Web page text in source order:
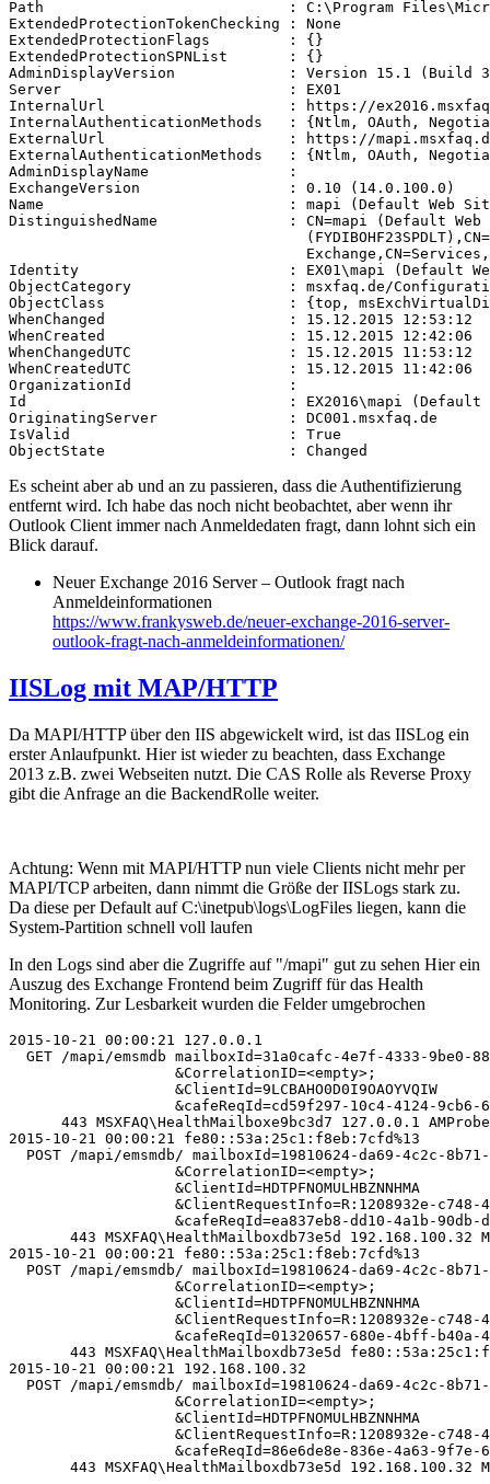
Path                            : C:\Program
ExtendedProtectionTokenChecking : None
ExtendedProtectionFlags         : {}
ExtendedProtectionSPNList       : {}
AdminDisplayVersion             : Version 15.1 (Build
Server                          : EX01
InternalUrl                     : https://
InternalAuthenticationMethods   : {Ntlm, OAuth,
ExternalUrl                     : https://
ExternalAuthenticationMethods   : {Ntlm, OAuth,
AdminDisplayName                :
ExchangeVersion                 : 0.10 (14.0.100.0)
Name                            : mapi (Default Web
DistinguishedName               : CN=mapi (Default Web
Identity                        : EX01\mapi (Default
ObjectCategory                  : msxfaq.de/
ObjectClass                     : {top,
WhenChanged                     : 15.12.2015 12:53:12
WhenCreated                     : 15.12.2015 12:42:06
WhenChangedUTC                  : 15.12.2015 11:53:12
WhenCreatedUTC                  : 15.12.2015 11:42:06
OrganizationId                  :
Id                              : EX2016\mapi (Default
OriginatingServer               : DC001.msxfaq.de
IsValid                         : True
Es scheint aber ab und an zu passieren, dass die Authentifizierung
entfernt wird. Ich habe das noch nicht beobachtet, aber wenn ihr
Outlook Client immer nach Anmeldedaten fragt, dann lohnt sich ein
Blick darauf.
Neuer Exchange 2016 Server – Outlook fragt nach
Anmeldeinformationen
https://www.frankysweb.de/neuer-exchange-2016-server-
outlook-fragt-nach-anmeldeinformationen/
IISLog mit MAP/HTTP
Da MAPI/HTTP über den IIS abgewickelt wird, ist das IISLog ein
erster Anlaufpunkt. Hier ist wieder zu beachten, dass Exchange
2013 z.B. zwei Webseiten nutzt. Die CAS Rolle als Reverse Proxy
gibt die Anfrage an die BackendRolle weiter.
Achtung: Wenn mit MAPI/HTTP nun viele Clients nicht mehr per
MAPI/TCP arbeiten, dann nimmt die Größe der IISLogs stark zu.
Da diese per Default auf C:\inetpub\logs\LogFiles liegen, kann die
System-Partition schnell voll laufen
In den Logs sind aber die Zugriffe auf "/mapi" gut zu sehen Hier ein
Auszug des Exchange Frontend beim Zugriff für das Health
Monitoring. Zur Lesbarkeit wurden die Felder umgebrochen
2015-10-21 00:00:21 127.0.0.1
GET /mapi/emsmdb mailboxId=31a0cafc-4e7f-4333-9be0-
                   &CorrelationID=<empty>;
                   &ClientId=9LCBAHO0D0I9OAOYVQIW
&cafeReqId=cd59f297-10c4-4124-
443 MSXFAQ\HealthMailboxe9bc3d7 127.0.0.1
2015-10-21 00:00:21 fe80::53a:25c1:f8eb:7cfd%13
POST /mapi/emsmdb/ mailboxId=19810624-da69-4c2c-
                   &CorrelationID=<empty>;
                   &ClientId=HDTPFNOMULHBZNNHMA
&ClientRequestInfo=R:1208932e-
&cafeReqId=ea837eb8-dd10-4a1b-90db-
443 MSXFAQ\HealthMailboxdb73e5d 192.168.100.32
2015-10-21 00:00:21 fe80::53a:25c1:f8eb:7cfd%13
POST /mapi/emsmdb/ mailboxId=19810624-da69-4c2c-
                   &CorrelationID=<empty>;
                   &ClientId=HDTPFNOMULHBZNNHMA
&ClientRequestInfo=R:1208932e-
&cafeReqId=01320657-680e-4bff-b40a-
443 MSXFAQ\HealthMailboxdb73e5d
2015-10-21 00:00:21 192.168.100.32
POST /mapi/emsmdb/ mailboxId=19810624-da69-4c2c-
                   &CorrelationID=<empty>;
                   &ClientId=HDTPFNOMULHBZNNHMA
&ClientRequestInfo=R:1208932e-
&cafeReqId=86e6de8e-836e-4a63-9f7e-
443 MSXFAQ\HealthMailboxdb73e5d 192.168.100.32